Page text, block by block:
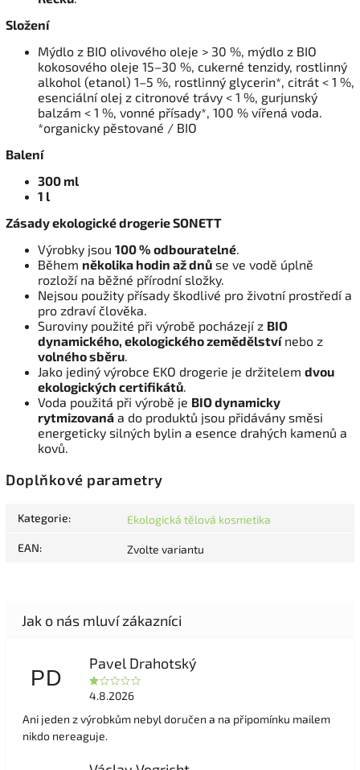
Složení
Mýdlo z BIO olivového oleje > 30 %, mýdlo z BIO
kokosového oleje 15–30 %, cukerné tenzidy, rostlinný
alkohol (etanol) 1–5 %, rostlinný glycerin*, citrát < 1 %,
esenciální olej z citronové trávy < 1 %, gurjunský
balzám < 1 %, vonné přísady*, 100 % vířená voda.
*organicky pěstované / BIO
Balení
300 ml
1 l
Zásady ekologické drogerie SONETT
Výrobky jsou 100 % odbouratelné.
Během několika hodin až dnů se ve vodě úplně
rozloží na běžné přírodní složky.
Nejsou použity přísady škodlivé pro životní prostředí a
pro zdraví člověka.
Suroviny použité při výrobě pocházejí z BIO
dynamického, ekologického zemědělstvínebo z
volného sběru.
Jako jediný výrobce EKO drogerie je držitelem dvou
ekologických certifikátů.
Voda použitá při výrobě je BIO dynamicky
rytmizovaná a do produktů jsou přidávány směsi
energeticky silných bylin a esence drahých kamenů a
kovů.
Doplňkové parametry
Kategorie: Ekologická tělová kosmetika
EAN: Zvolte variantu
PD
Pavel Drahotský
4.8.2026
Ani jeden z výrobkům nebyl doručen a na připomínku mailem
nikdo nereaguje.